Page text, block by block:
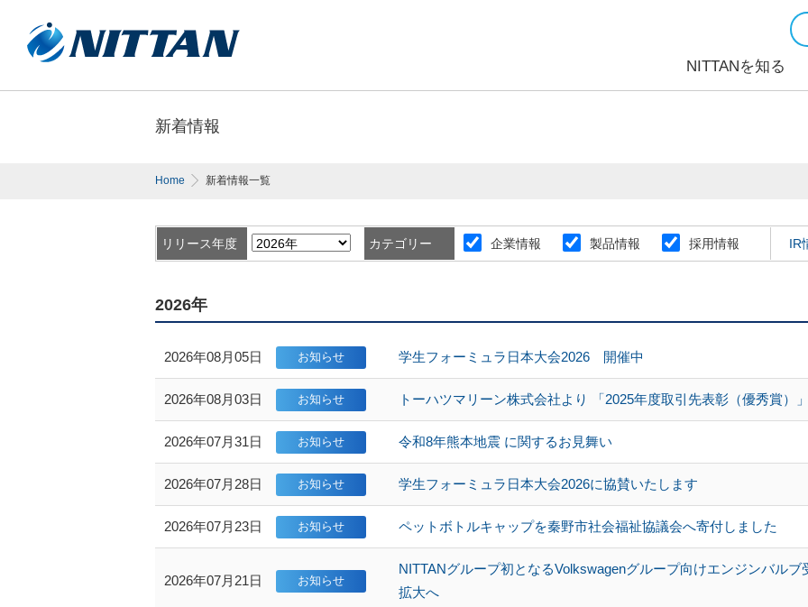
NITTANを知る
新着情報
Home 新着情報一覧
リリース年度 カテゴリー 企業情報 製品情報 採用情報 IR
2026年
2026年08月05日 学生フォーミュラ日本大会2026 開催中
2026年08月03日 トーハツマリーン株式会社より 「2025年度取引先表彰（優秀賞）
2026年07月31日 令和8年熊本地震 に関するお見舞い
2026年07月28日 学生フォーミュラ日本大会2026に協賛いたします
2026年07月23日 ペットボトルキャップを秦野市社会福祉協議会へ寄付しました
2026年07月21日
NITTANグループ初となるVolkswagenグループ向けエンジンバ
拡大へ